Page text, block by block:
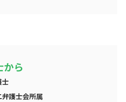
から
士
護士会所属